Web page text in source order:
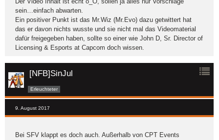
sein…einfach abwarten.
Ein positiver Punkt ist das Mr.Wiz (Mr.Evo) dazu getwittert hat
das er davon nichts wusste und sie nicht mal das Videomaterial
dafür freigegeben haben, sollte so einer wie John D, Sr. Director of
Licensing & Esports at Capcom doch wissen.
[NFB]SinJul
Erleuchteter
9. August 2017
Bei SFV klappt es doch auch. Außerhalb von CPT Events